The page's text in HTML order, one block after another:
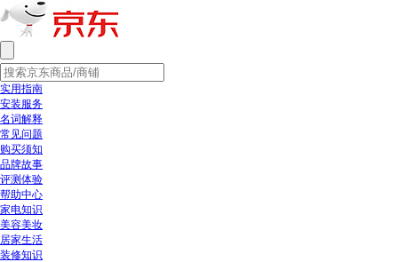
实用指南
安装服务
名词解释
常见问题
购买须知
品牌故事
评测体验
帮助中心
家电知识
美容美妆
居家生活
装修知识